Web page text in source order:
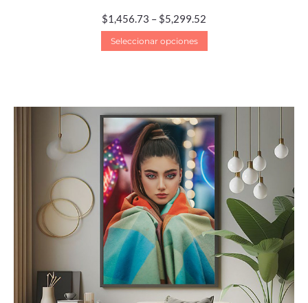
$1,456.73 – $5,299.52
Seleccionar opciones